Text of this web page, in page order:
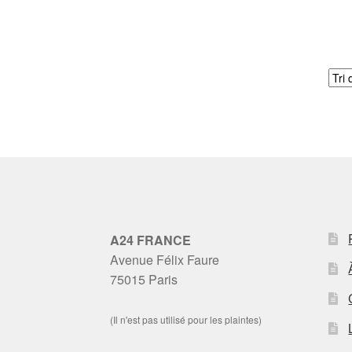
A24 FRANCE
Avenue Félix Faure
75015 Paris
(Il n'est pas utilisé pour les plaintes)